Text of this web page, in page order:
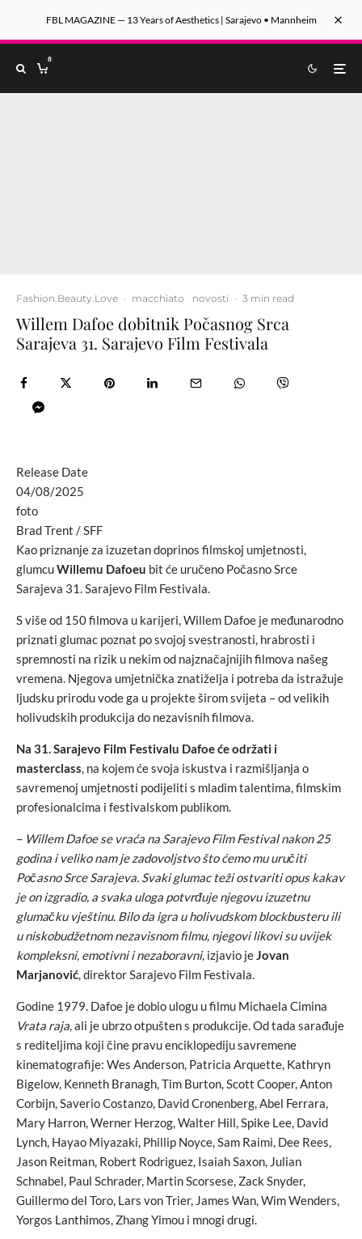
FBL MAGAZINE — 13 Years of Aesthetics | Sarajevo • Mannheim
0
Fashion.Beauty.Love · macchiato novosti · 3 min read
Willem Dafoe dobitnik Počasnog Srca
Sarajeva 31. Sarajevo Film Festivala
Release Date
04/08/2025
foto
Brad Trent / SFF
Kao priznanje za izuzetan doprinos filmskoj umjetnosti,
glumcuWillemu Dafoeu bit će uručeno Počasno Srce
Sarajeva 31. Sarajevo Film Festivala.
S više od 150 filmova u karijeri, Willem Dafoe je međunarodno
priznati glumac poznat po svojoj svestranosti, hrabrosti i
spremnosti na rizik u nekim od najznačajnijih filmova našeg
vremena. Njegova umjetnička znatiželja i potreba da istražuje
ljudsku prirodu vode ga u projekte širom svijeta – od velikih
holivudskih produkcija do nezavisnih filmova.
Na 31. Sarajevo Film Festivalu Dafoe će održati i
masterclass, na kojem će svoja iskustva i razmišljanja o
savremenoj umjetnosti podijeliti s mladim talentima, filmskim
profesionalcima i festivalskom publikom.
– Willem Dafoe se vraća na Sarajevo Film Festival nakon 25
godina i veliko nam je zadovoljstvo što ćemo mu uručiti
Počasno Srce Sarajeva. Svaki glumac teži ostvariti opus kakav
je on izgradio, a svaka uloga potvrđuje njegovu izuzetnu
glumačku vještinu. Bilo da igra u holivudskom blockbusteru ili
u niskobudžetnom nezavisnom filmu, njegovi likovi su uvijek
kompleksni, emotivni i nezaboravni, izjavio jeJovan
Marjanović, direktor Sarajevo Film Festivala.
Godine 1979. Dafoe je dobio ulogu u filmu Michaela Cimina
Vrata raja, ali je ubrzo otpušten s produkcije. Od tada sarađuje
s rediteljima koji čine pravu enciklopediju savremene
kinematografije: Wes Anderson, Patricia Arquette, Kathryn
Bigelow, Kenneth Branagh, Tim Burton, Scott Cooper, Anton
Corbijn, Saverio Costanzo, David Cronenberg, Abel Ferrara,
Mary Harron, Werner Herzog, Walter Hill, Spike Lee, David
Lynch, Hayao Miyazaki, Phillip Noyce, Sam Raimi, Dee Rees,
Jason Reitman, Robert Rodriguez, Isaiah Saxon, Julian
Schnabel, Paul Schrader, Martin Scorsese, Zack Snyder,
Guillermo del Toro, Lars von Trier, James Wan, Wim Wenders,
Yorgos Lanthimos, Zhang Yimou i mnogi drugi.